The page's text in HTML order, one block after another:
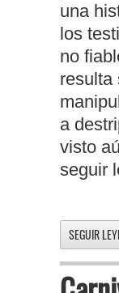
una
los
no
resulta
a
visto
seguir
SEGUIR